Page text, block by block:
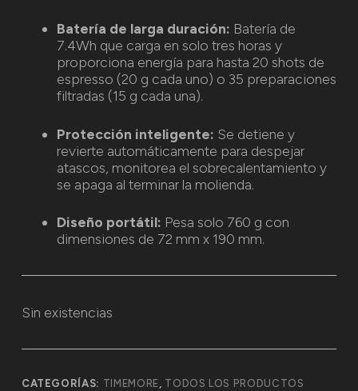
Batería de larga duración: Batería de
7.4Wh que carga en solo tres horas y
proporciona energía para hasta 20 shots de
espresso (20 g cada uno) o 35 preparaciones
filtradas (15 g cada una).
Protección inteligente: Se detiene y
revierte automáticamente para despejar
atascos, monitorea el sobrecalentamiento y
se apaga al terminar la molienda.
Diseño portátil: Pesa solo 760 g con
dimensiones de 72 mm x 190 mm.
Sin existencias
CATEGORÍAS: TIMEMORE, TODOS LOS PRODUCTOS